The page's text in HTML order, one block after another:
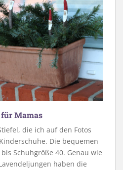
für Mamas
die ich auf den Fotos
Die bequemen
Schuhgröße 40. Genau wie
haben die